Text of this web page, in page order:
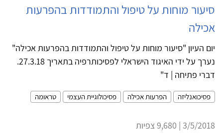
סיעור מוחות על טיפול והתמודדות בהפרעות
אכילה
יום העיון "סיעור מוחות על טיפול והתמודדות בהפרעות אכילה"
נערך על ידי האיגוד הישראלי לפסיכותרפיה בתאריך 27.3.18.
דברי פתיחה | ד"
פסיכואנליזה הפרעות אכילה פסיכולוגיית העצמי טראומה
3/5/2018 | 9,680 צפיות